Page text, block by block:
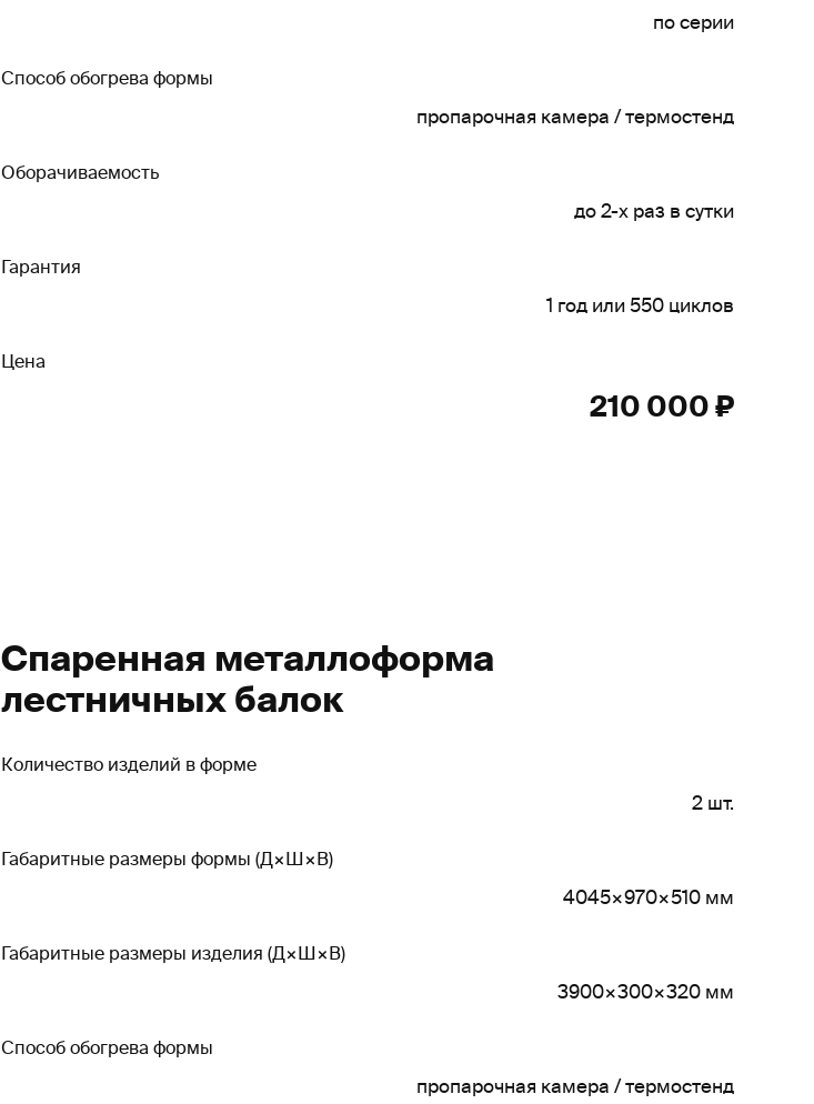
по серии
Способ обогрева формы
пропарочная камера / термостенд
Оборачиваемость
до 2-х раз в сутки
Гарантия
1 год или 550 циклов
Цена
210 000 ₽
Спаренная металлоформа
лестничных балок
Количество изделий в форме
2 шт.
Габаритные размеры формы (Д×Ш×В)
4045×970×510 мм
Габаритные размеры изделия (Д×Ш×В)
3900×300×320 мм
Способ обогрева формы
пропарочная камера / термостенд